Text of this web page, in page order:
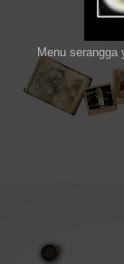
Menu serangga